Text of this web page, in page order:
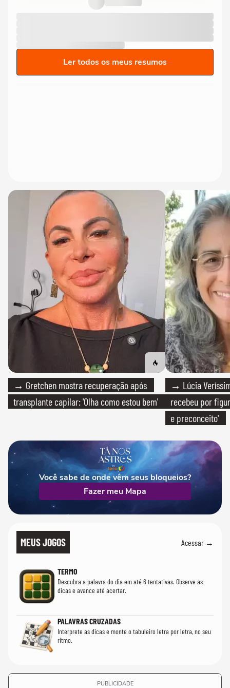
Ler todos os meus resumos
→ Gretchen mostra recuperação após
transplante capilar: 'Olha como estou bem'
→ Lúcia
recebeu por
e preconceito'
Você sabe de onde vêm seus bloqueios?
Fazer meu Mapa
MEUS JOGOS Acessar →
TERMO
Descubra a palavra do dia em até 6 tentativas. Observe as
dicas e avance até acertar.
PALAVRAS CRUZADAS
Interprete as dicas e monte o tabuleiro letra por letra, no seu
ritmo.
PUBLICIDADE